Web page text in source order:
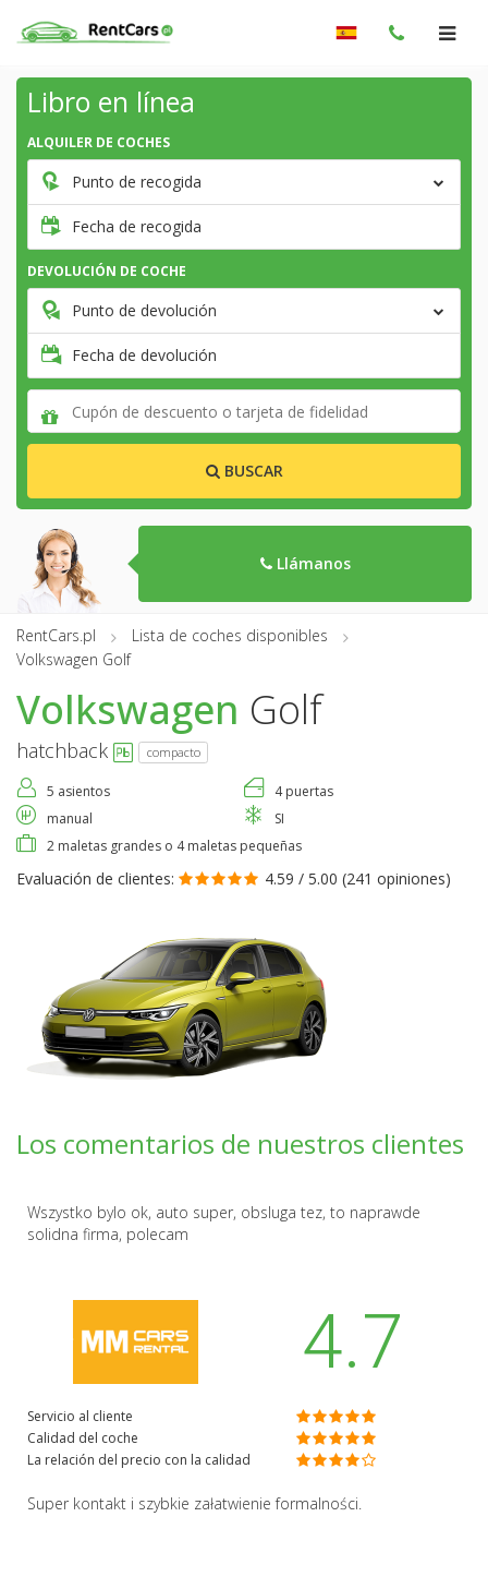
Libro en línea
ALQUILER DE COCHES
Punto de recogida
Fecha de recogida
DEVOLUCIÓN DE COCHE
Punto de devolución
Fecha de devolución
BUSCAR
Llámanos
RentCars.pl
Lista de coches disponibles
Volkswagen Golf
Volkswagen Golf
hatchback compacto
5 asientos
4 puertas
manual
SI
2 maletas grandes o 4 maletas pequeñas
Evaluación de clientes: 4.59 / 5.00 (241 opiniones)
Los comentarios de nuestros clientes
Wszystko bylo ok, auto super, obsluga tez, to naprawde
solidna firma, polecam
4.7
Servicio al cliente
Calidad del coche
La relación del precio con la calidad
Super kontakt i szybkie załatwienie formalności.